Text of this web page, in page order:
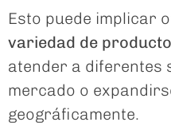
Esto puede implicar
variedad de
atender a diferentes
mercado o
geográficamente.